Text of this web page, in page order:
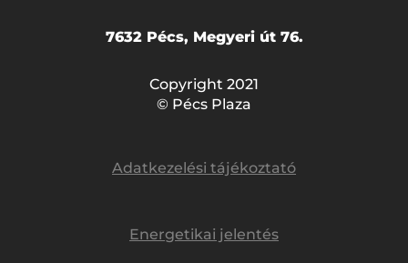
7632 Pécs, Megyeri út 76.
Copyright 2021
© Pécs Plaza
Adatkezelési tájékoztató
Energetikai jelentés